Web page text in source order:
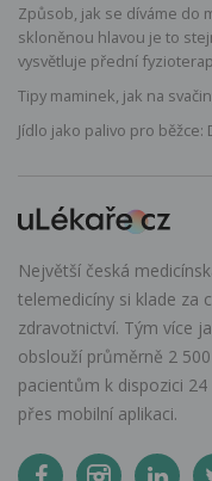
Způsob, jak se díváme do
skloněnou hlavou je to
vysvětluje přední
Tipy maminek, jak na
Jídlo jako palivo pro
Největší česká
telemedicíny si klade za
zdravotnictví. Tým více
obslouží průměrně 2
pacientům k dispozici
přes mobilní aplikaci.